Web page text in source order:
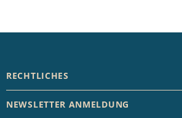
RECHTLICHES
NEWSLETTER ANMELDUNG